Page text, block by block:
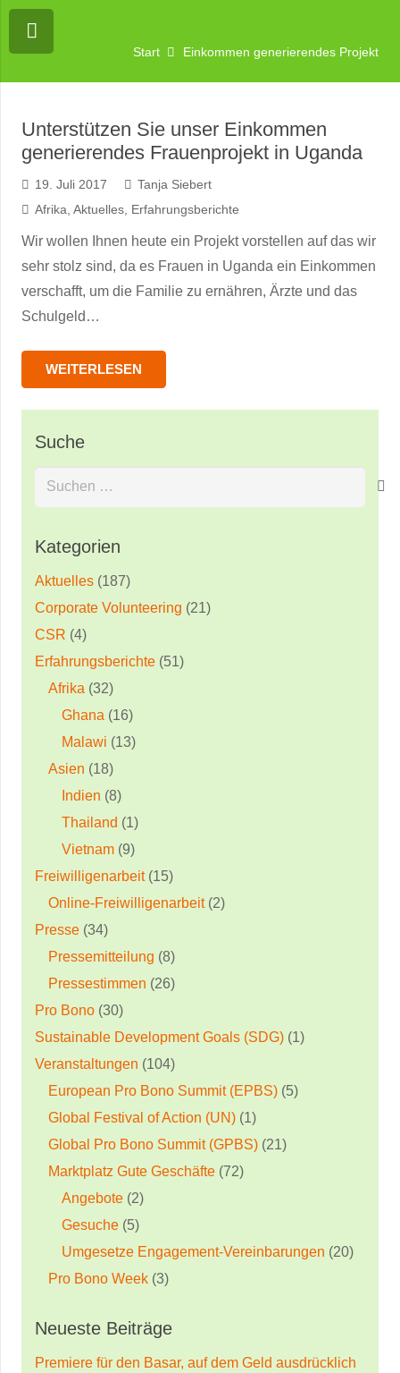
Start Einkommen generierendes Projekt
Unterstützen Sie unser Einkommen
generierendes Frauenprojekt in Uganda
19. Juli 2017
Tanja Siebert
Afrika Aktuelles, Erfahrungsberichte
Wir wollen Ihnen heute ein Projekt vorstellen auf das wir
sehr stolz sind, da es Frauen in Uganda ein Einkommen
verschafft, um die Familie zu ernähren, Ärzte und das
Schulgeld…
WEITERLESEN
Suche
Suchen
nach:
Kategorien
Aktuelles (187)
Corporate Volunteering (21)
CSR (4)
Erfahrungsberichte (51)
Afrika (32)
Ghana (16)
Malawi (13)
Asien (18)
Indien (8)
Thailand (1)
Vietnam (9)
Freiwilligenarbeit(15)
Online-Freiwilligenarbeit(2)
Presse (34)
Pressemitteilung (8)
Pressestimmen (26)
Pro Bono (30)
Sustainable Development Goals (SDG) (1)
Veranstaltungen (104)
European Pro Bono Summit (EPBS) (5)
Global Festival of Action (UN) (1)
Global Pro Bono Summit (GPBS) (21)
Marktplatz Gute Geschäfte (72)
Angebote (2)
Gesuche (5)
Umgesetze Engagement-Vereinbarungen (20)
Pro Bono Week (3)
Neueste Beiträge
Premiere für den Basar, auf dem Geld ausdrücklich